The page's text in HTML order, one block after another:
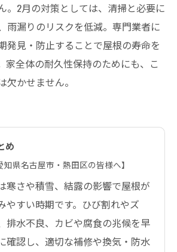
。2月の対策としては、清掃と必要に
雨漏りのリスクを低減。専門業者に
発見・防止することで屋根の寿命を
家全体の耐久性保持のためにも、こ
欠かせません。
め
知県名古屋市・熱田区の皆様へ】
寒さや積雪、結露の影響で屋根が
やすい時期です。ひび割れやズ
排水不良、カビや腐食の兆候を早
確認し、適切な補修や換気・防水